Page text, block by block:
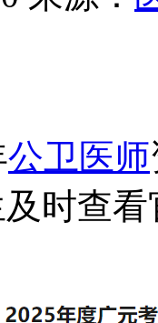
公卫医师
时查